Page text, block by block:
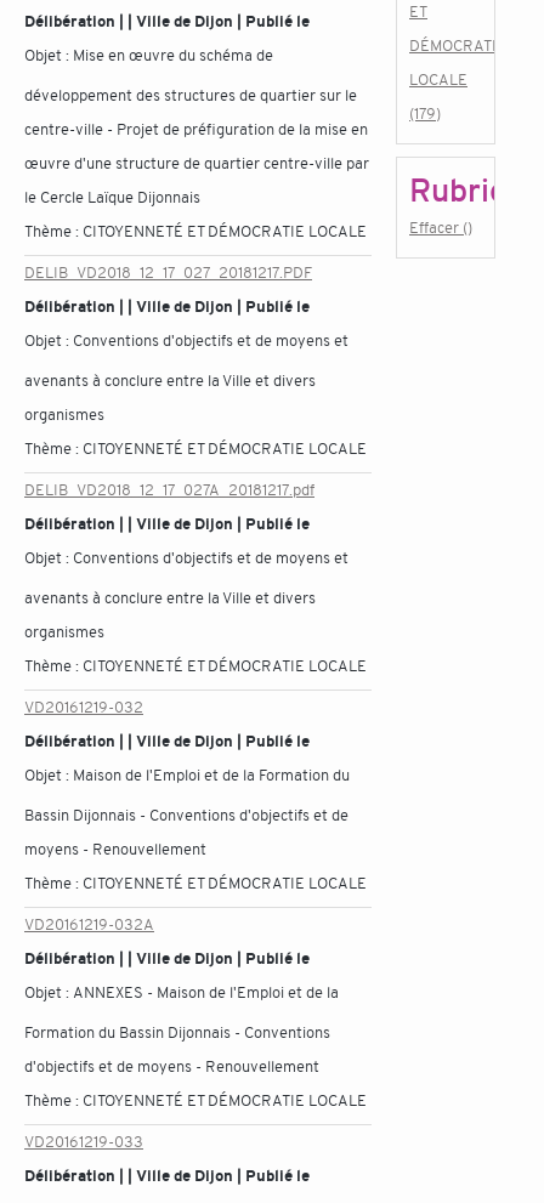
Délibération | | Ville de Dijon | Publié le
Objet : Mise en œuvre du schéma de
développement des structures de quartier sur le
centre-ville - Projet de préfiguration de la mise en
œuvre d'une structure de quartier centre-ville par
le Cercle Laïque Dijonnais
Thème : CITOYENNETÉ ET DÉMOCRATIE LOCALE
DELIB_VD2018_12_17_027_20181217.PDF
Délibération | | Ville de Dijon | Publié le
Objet : Conventions d'objectifs et de moyens et
avenants à conclure entre la Ville et divers
organismes
Thème : CITOYENNETÉ ET DÉMOCRATIE LOCALE
DELIB_VD2018_12_17_027A_20181217.pdf
Délibération | | Ville de Dijon | Publié le
Objet : Conventions d'objectifs et de moyens et
avenants à conclure entre la Ville et divers
organismes
Thème : CITOYENNETÉ ET DÉMOCRATIE LOCALE
VD20161219-032
Délibération | | Ville de Dijon | Publié le
Objet : Maison de l'Emploi et de la Formation du
Bassin Dijonnais - Conventions d'objectifs et de
moyens - Renouvellement
Thème : CITOYENNETÉ ET DÉMOCRATIE LOCALE
VD20161219-032A
Délibération | | Ville de Dijon | Publié le
Objet : ANNEXES - Maison de l'Emploi et de la
Formation du Bassin Dijonnais - Conventions
d'objectifs et de moyens - Renouvellement
Thème : CITOYENNETÉ ET DÉMOCRATIE LOCALE
VD20161219-033
Délibération | | Ville de Dijon | Publié le
ET
DÉMOCRATIE
LOCALE
(179)
Rubrique
Effacer ()